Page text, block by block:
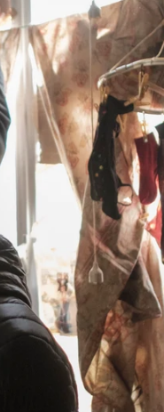
FacebookTwitter
junto a
de